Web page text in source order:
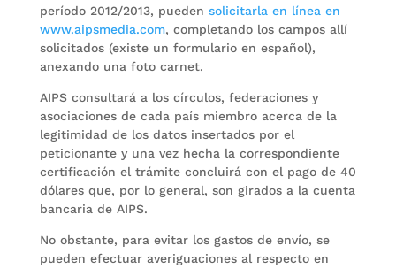
período 2012/2013, pueden solicitarla en línea en
www.aipsmedia.com, completando los campos allí
solicitados (existe un formulario en español),
anexando una foto carnet.
AIPS consultará a los círculos, federaciones y
asociaciones de cada país miembro acerca de la
legitimidad de los datos insertados por el
peticionante y una vez hecha la correspondiente
certificación el trámite concluirá con el pago de 40
dólares que, por lo general, son girados a la cuenta
bancaria de AIPS.
No obstante, para evitar los gastos de envío, se
pueden efectuar averiguaciones al respecto en